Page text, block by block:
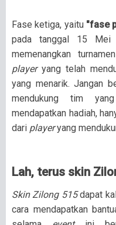
Fase ketiga, yaitu "fase
pada tanggal 15
memenangkan
player yang telah
yang menarik. Jangan
mendukung tim
mendapatkan hadiah,
dari playeryang
Lah, terus skin
Skin Zilong 515dapat
cara mendapatkan